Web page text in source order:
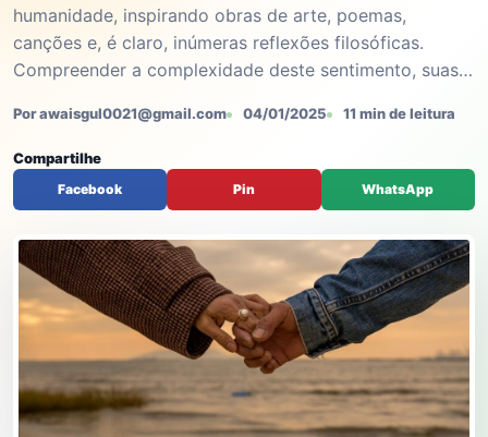
humanidade, inspirando obras de arte, poemas,
canções e, é claro, inúmeras reflexões filosóficas.
Compreender a complexidade deste sentimento, suas…
Por awaisgul0021@gmail.com 04/01/2025 11 min de leitura
Compartilhe
Facebook Pin WhatsApp